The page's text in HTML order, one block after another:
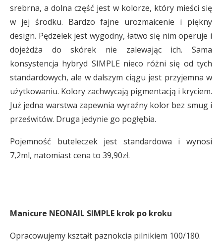
srebrna, a dolna część jest w kolorze, który mieści się
w jej środku. Bardzo fajne urozmaicenie i piękny
design. Pędzelek jest wygodny, łatwo się nim operuje i
dojeżdża do skórek nie zalewając ich. Sama
konsystencja hybryd SIMPLE nieco różni się od tych
standardowych, ale w dalszym ciągu jest przyjemna w
użytkowaniu. Kolory zachwycają pigmentacją i kryciem.
Już jedna warstwa zapewnia wyraźny kolor bez smug i
prześwitów. Druga jedynie go pogłębia.
Pojemność buteleczek jest standardowa i wynosi
7,2ml, natomiast cena to 39,90zł.
Manicure NEONAIL SIMPLE krok po kroku
Opracowujemy kształt paznokcia pilnikiem 100/180.